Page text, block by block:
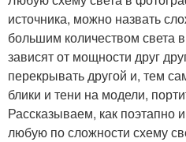
съемки
источника, можно назвать
большим количеством света
зависят от мощности друг
перекрывать другой и, тем
блики и тени на модели,
Рассказываем, как поэтапно
любую по сложности схему